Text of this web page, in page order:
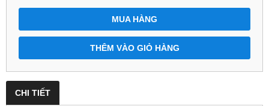
MUA HÀNG
THÊM VÀO GIỎ HÀNG
CHI TIẾT